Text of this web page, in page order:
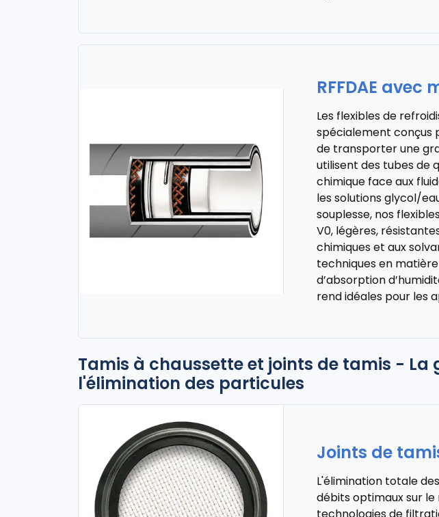
RFFDAE
Les flexibles de
spécialement conçus
de transporter une
utilisent des tubes de
chimique face aux
les solutions glycol/
souplesse, nos
V0, légères,
chimiques et aux
techniques en
d’absorption
rend idéales pour les
Tamis à chaussette et joints de tamis -
l'élimination des particules
Joints de
L'élimination totale
débits optimaux sur